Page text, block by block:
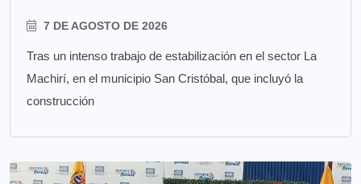
7 DE AGOSTO DE 2026
Tras un intenso trabajo de estabilización en el sector La
Machirí, en el municipio San Cristóbal, que incluyó la
construcción